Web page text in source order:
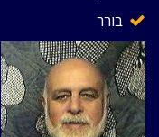
בורר